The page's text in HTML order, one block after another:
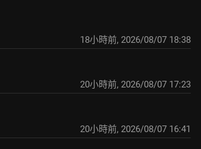
18小時前, 2026/08/07 18:38
20小時前, 2026/08/07 17:23
20小時前, 2026/08/07 16:41